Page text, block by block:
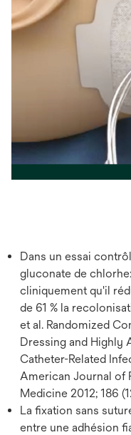
Dans un essai
gluconate de
cliniquement qu'il
de 61 % la
et al. Randomized
Dressing and Highly
Catheter-Related
American Journal of
Medicine 2012; 186
La fixation sans
entre une adhésion